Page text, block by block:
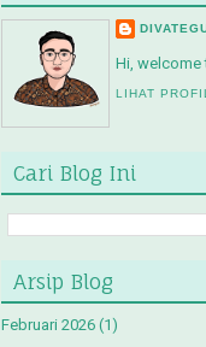
Hi, welcome
LIHAT
Cari Blog Ini
Arsip Blog
Februari 2026 (1)